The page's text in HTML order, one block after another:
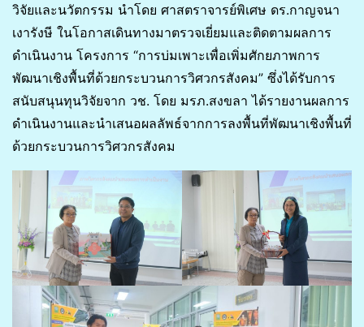
วิจัยและนวัตกรรม นำโดย ศาสตราจารย์พิเศษ ดร.กาญจนา
เงารังษี ในโอกาสเดินทางมาตรวจเยี่ยมและติดตามผลการ
ดำเนินงาน โครงการ “การบ่มเพาะเพื่อเพิ่มศักยภาพการ
พัฒนาเชิงพื้นที่ด้วยกระบวนการวิศวกรสังคม” ซึ่งได้รับการ
สนับสนุนทุนวิจัยจาก วช. โดย มรภ.สงขลา ได้รายงานผลการ
ดำเนินงานและนำเสนอผลลัพธ์จากการลงพื้นที่พัฒนาเชิงพื้นที่
ด้วยกระบวนการวิศวกรสังคม